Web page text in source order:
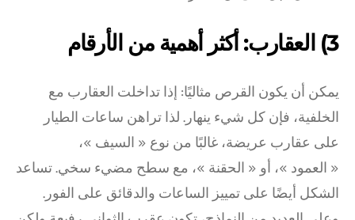
3) العقارب: أكثر أهمية من الأرقام
يمكن أن يكون القرص مثاليًا: إذا تداخلت العقارب مع
الخلفية، فإن كل شيء ينهار. لذا تراهن ساعات الطيار
على عقارب عريضة، غالبًا من نوع « السيف »،
« العمود »، أو « الحقنة »، مع سطح مضيء سخي. تساعد
الشكل أيضًا على تمييز الساعات والدقائق على الفور.